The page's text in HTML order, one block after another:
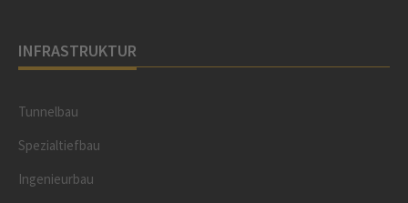
INFRASTRUKTUR
Tunnelbau
Spezialtiefbau
Ingenieurbau